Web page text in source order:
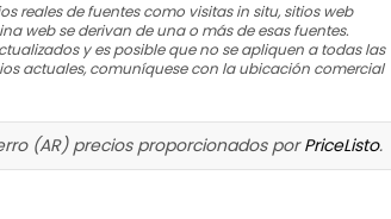
reales de fuentes como visitas in situ, sitios web
web se derivan de una o más de esas fuentes.
y es posible que no se apliquen a todas las
actuales, comuníquese con la ubicación comercial
(AR) precios proporcionados porPriceListo.